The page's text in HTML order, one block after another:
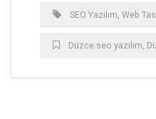
SEO Yazılım Web
Düzce ‎seo yazılım